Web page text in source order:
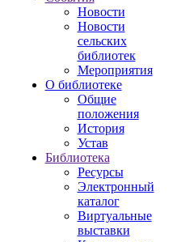
Новости
Новости
сельских
библиотек
Мероприятия
О библиотеке
Общие
положения
История
Устав
Библиотека
Ресурсы
Электронный
каталог
Виртуальные
выставки